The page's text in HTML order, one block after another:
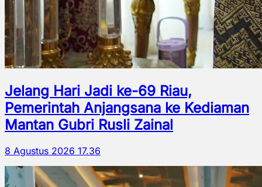
Jelang Hari Jadi ke-69 Riau,
Pemerintah Anjangsana ke Kediaman
Mantan Gubri Rusli Zainal
8 Agustus 2026 17.36